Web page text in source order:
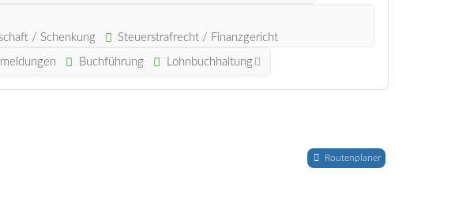
/ Schenkung Steuerstrafrecht / Finanzgericht
Buchführung Lohnbuchhaltung
Routenplaner